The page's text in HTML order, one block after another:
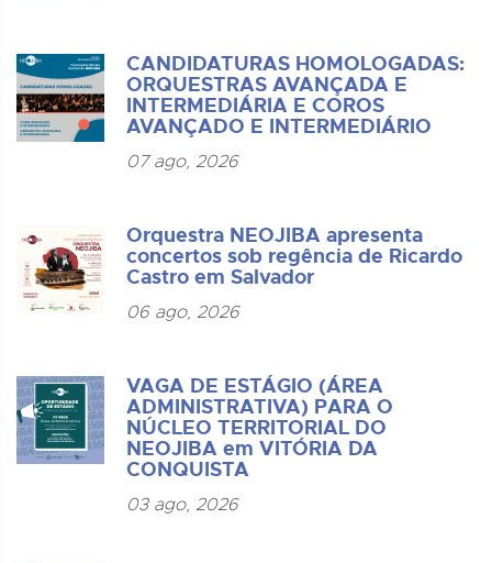
CANDIDATURAS HOMOLOGADAS:
ORQUESTRAS AVANÇADA E
INTERMEDIÁRIA E COROS
AVANÇADO E INTERMEDIÁRIO
07 ago, 2026
Orquestra NEOJIBA apresenta
concertos sob regência de Ricardo
Castro em Salvador
06 ago, 2026
VAGA DE ESTÁGIO (ÁREA
ADMINISTRATIVA) PARA O
NÚCLEO TERRITORIAL DO
NEOJIBA em VITÓRIA DA
CONQUISTA
03 ago, 2026